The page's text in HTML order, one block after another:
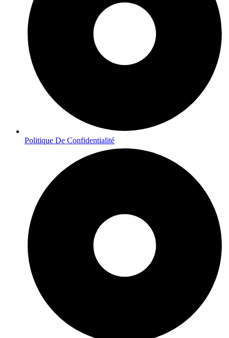
Politique De Confidentialité